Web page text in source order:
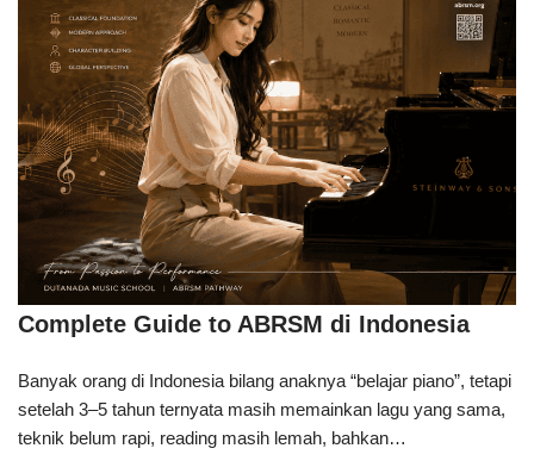
Complete Guide to ABRSM di Indonesia
Banyak orang di Indonesia bilang anaknya “belajar piano”, tetapi
setelah 3–5 tahun ternyata masih memainkan lagu yang sama,
teknik belum rapi, reading masih lemah, bahkan…